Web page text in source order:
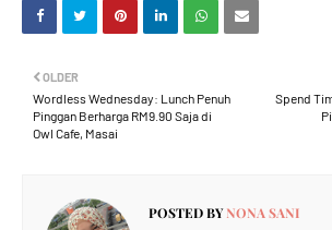
Spend
OLDER
Wordless Wednesday: Lunch Penuh
Pinggan Berharga RM9.90 Saja di
Owl Cafe, Masai
POSTED BYNONA SANI